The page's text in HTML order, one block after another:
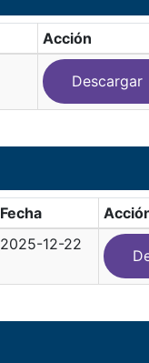
Acción
Descargar
Fecha
2025-12-22